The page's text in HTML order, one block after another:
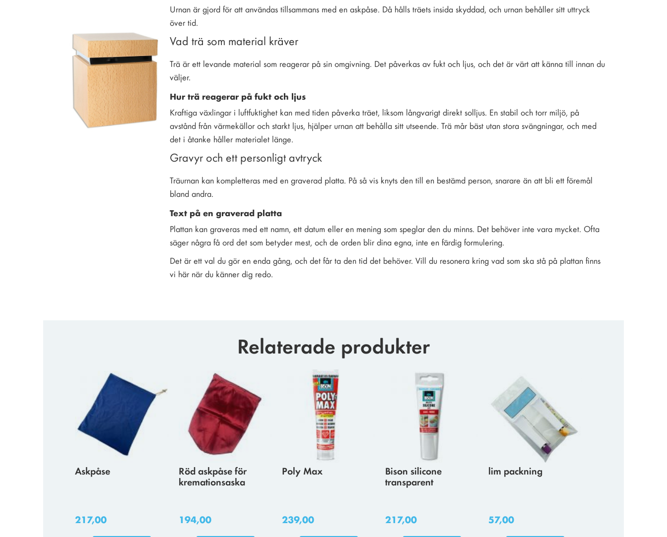
Urnan är gjord för att användas tillsammans med en askpåse. Då hålls träets insida skyddad, och urnan behåller sitt uttryck
över tid.
Vad trä som material kräver
Trä är ett levande material som reagerar på sin omgivning. Det påverkas av fukt och ljus, och det är värt att känna till innan du
väljer.
Hur trä reagerar på fukt och ljus
Kraftiga växlingar i luftfuktighet kan med tiden påverka träet, liksom långvarigt direkt solljus. En stabil och torr miljö, på
avstånd från värmekällor och starkt ljus, hjälper urnan att behålla sitt utseende. Trä mår bäst utan stora svängningar, och med
det i åtanke håller materialet länge.
Gravyr och ett personligt avtryck
Träurnan kan kompletteras med en graverad platta. På så vis knyts den till en bestämd person, snarare än att bli ett föremål
bland andra.
Text på en graverad platta
Plattan kan graveras med ett namn, ett datum eller en mening som speglar den du minns. Det behöver inte vara mycket. Ofta
säger några få ord det som betyder mest, och de orden blir dina egna, inte en färdig formulering.
Det är ett val du gör en enda gång, och det får ta den tid det behöver. Vill du resonera kring vad som ska stå på plattan finns
vi här när du känner dig redo.
Relaterade produkter
Askpåse
217,00
Röd askpåse för
kremationsaska
194,00
Poly Max
239,00
Bison silicone
transparent
217,00
lim packning
57,00